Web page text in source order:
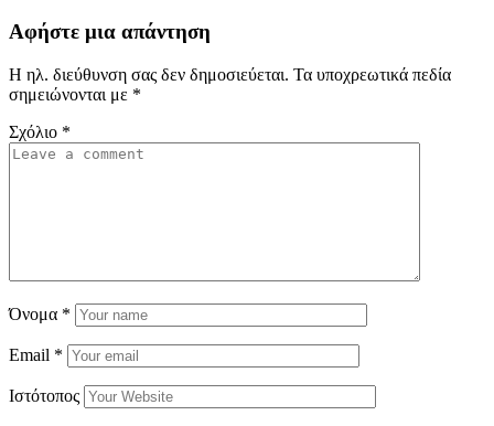
Αφήστε μια απάντηση
Η ηλ. διεύθυνση σας δεν δημοσιεύεται. Τα υποχρεωτικά πεδία
σημειώνονται με *
Σχόλιο *
Όνομα *
Email *
Ιστότοπος